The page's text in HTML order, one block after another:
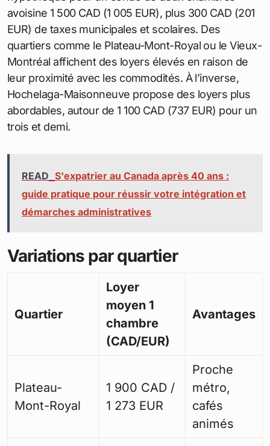
Logement : la dépense
principale
Le logement absorbe une part significative du
budget à Montréal. Les loyers ont grimpé de 3,4 %
depuis 2024, selon les données récentes. Un
appartement d’une chambre en centre-ville coûte
mais les trajets s’allongent. Les studios dans des
immeubles anciens se situent autour de 1 200 CAD
(804 EUR), tandis que les unités modernes avec
L’achat immobilier réduit les frais à long terme. Une
avoisine 1 500 CAD (1 005 EUR), plus 300 CAD (201
EUR) de taxes municipales et scolaires. Des
quartiers comme le Plateau-Mont-Royal ou le Vieux-
Montréal affichent des loyers élevés en raison de
Hochelaga-Maisonneuve propose des loyers plus
abordables, autour de 1 100 CAD (737 EUR) pour un
trois et demi.